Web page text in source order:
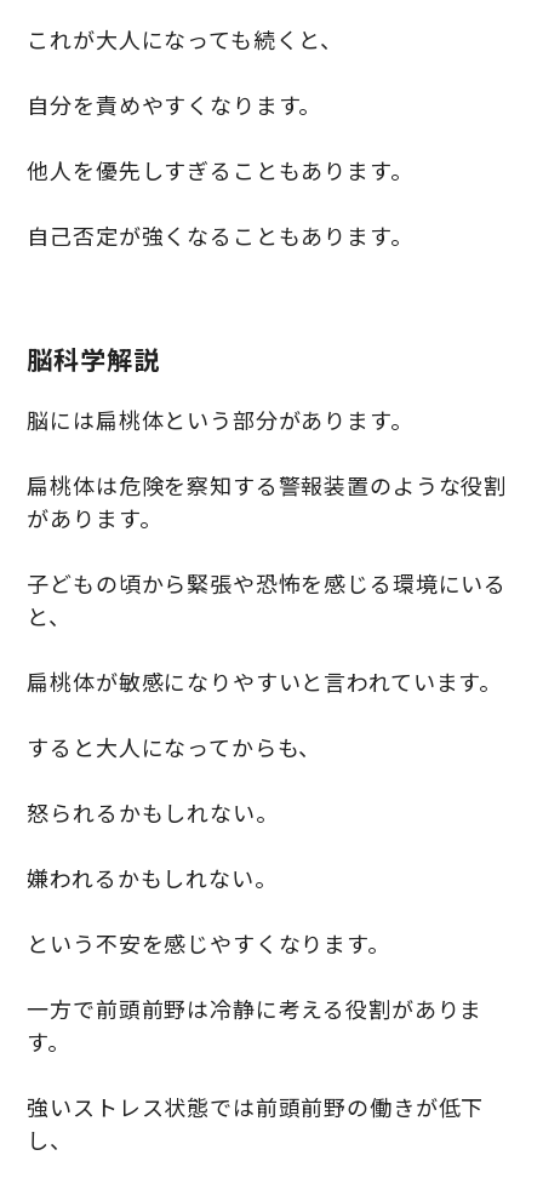
これが大人になっても続くと、
自分を責めやすくなります。
他人を優先しすぎることもあります。
自己否定が強くなることもあります。
脳科学解説
脳には扁桃体という部分があります。
扁桃体は危険を察知する警報装置のような役割
があります。
子どもの頃から緊張や恐怖を感じる環境にいる
と、
扁桃体が敏感になりやすいと言われています。
すると大人になってからも、
怒られるかもしれない。
嫌われるかもしれない。
という不安を感じやすくなります。
一方で前頭前野は冷静に考える役割がありま
す。
強いストレス状態では前頭前野の働きが低下
し、